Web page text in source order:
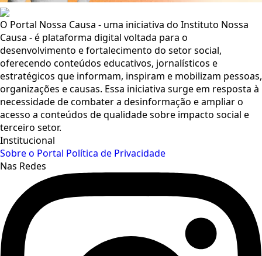
O Portal Nossa Causa - uma iniciativa do Instituto Nossa
Causa - é plataforma digital voltada para o
desenvolvimento e fortalecimento do setor social,
oferecendo conteúdos educativos, jornalísticos e
estratégicos que informam, inspiram e mobilizam pessoas,
organizações e causas. Essa iniciativa surge em resposta à
necessidade de combater a desinformação e ampliar o
acesso a conteúdos de qualidade sobre impacto social e
terceiro setor.
Institucional
Sobre o Portal Política de Privacidade
Nas Redes